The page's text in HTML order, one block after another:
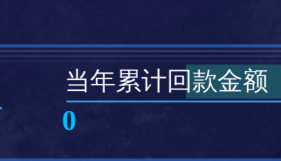
当年累计回款金额
0